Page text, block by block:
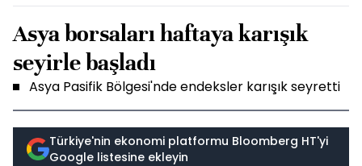
Asya borsaları haftaya karışık
seyirle başladı
Asya Pasifik Bölgesi'nde endeksler karışık seyretti
Türkiye'nin ekonomi platformu Bloomberg HT'yi
Google listesine ekleyin